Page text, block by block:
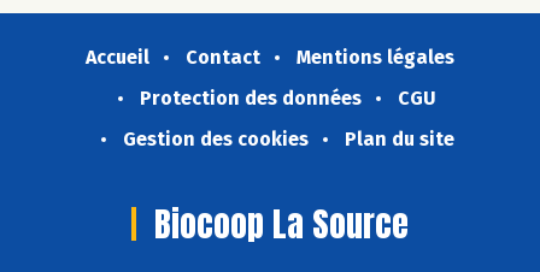
Accueil Contact
Mentions légales
Protection des données
CGU
Gestion des cookies
Plan du site
Biocoop La Source